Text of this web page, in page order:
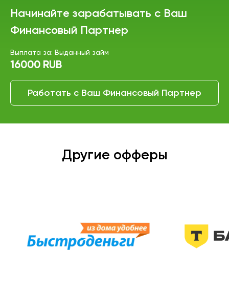
Начинайте зарабатывать с Ваш
Финансовый Партнер
Выплата за: Выданный займ
16000 RUB
Работать с Ваш Финансовый Партнер
Другие офферы